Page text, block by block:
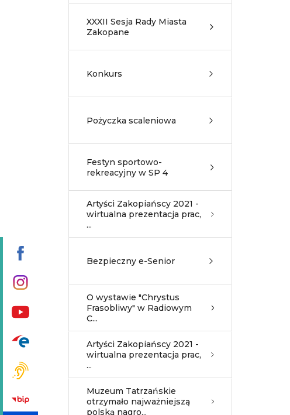
XXXII Sesja Rady Miasta
Zakopane
Konkurs
Pożyczka scaleniowa
Festyn sportowo-
rekreacyjny w SP 4
Artyści Zakopiańscy 2021 -
wirtualna prezentacja prac,
...
Bezpieczny e-Senior
O wystawie "Chrystus
Frasobliwy" w Radiowym
C...
Artyści Zakopiańscy 2021 -
wirtualna prezentacja prac,
...
Muzeum Tatrzańskie
otrzymało najważniejszą
polską nagro...